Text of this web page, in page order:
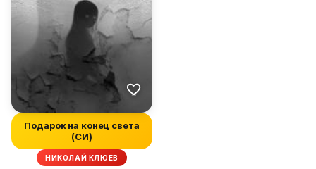
Подарок на конец света
(СИ)
НИКОЛАЙ КЛЮЕВ